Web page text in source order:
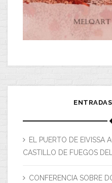
EL PUERTO DE EIVISSA
CASTILLO DE FUEGOS
CONFERENCIA SOBRE